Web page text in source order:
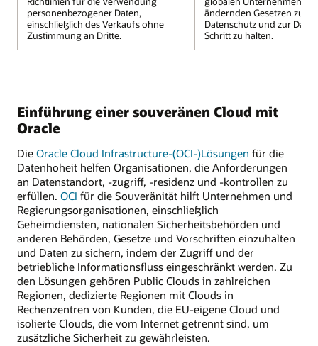
personenbezogener Daten,
einschließlich des Verkaufs ohne
Zustimmung an Dritte.
ändernden Gesetzen zum
Datenschutz und zur
Schritt zu halten.
Einführung einer souveränen Cloud mit
Oracle
Die Oracle Cloud Infrastructure-(OCI-)Lösungen für die
Datenhoheit helfen Organisationen, die Anforderungen
an Datenstandort, -zugriff, -residenz und -kontrollen zu
erfüllen. OCI für die Souveränität hilft Unternehmen und
Regierungsorganisationen, einschließlich
Geheimdiensten, nationalen Sicherheitsbehörden und
anderen Behörden, Gesetze und Vorschriften einzuhalten
und Daten zu sichern, indem der Zugriff und der
betriebliche Informationsfluss eingeschränkt werden. Zu
den Lösungen gehören Public Clouds in zahlreichen
Regionen, dedizierte Regionen mit Clouds in
Rechenzentren von Kunden, die EU-eigene Cloud und
isolierte Clouds, die vom Internet getrennt sind, um
zusätzliche Sicherheit zu gewährleisten.